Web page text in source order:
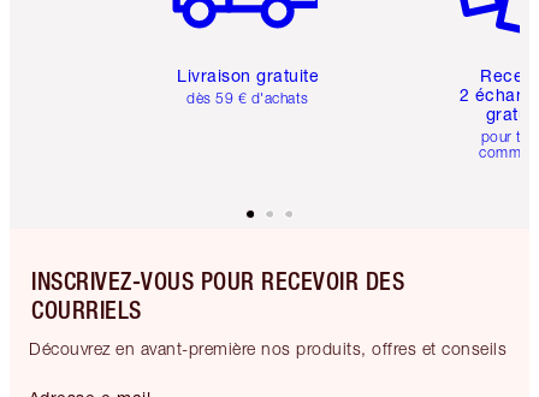
Livraison gratuite
dès 59 € d'achats
2
pour
INSCRIVEZ-VOUS POUR RECEVOIR DES
COURRIELS
Découvrez en avant-première nos produits, offres et conseils